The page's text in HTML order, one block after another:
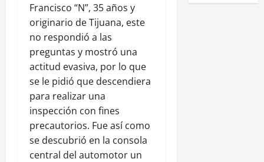
Francisco “N”, 35 años y
originario de Tijuana, este
no respondió a las
preguntas y mostró una
actitud evasiva, por lo que
se le pidió que descendiera
para realizar una
inspección con fines
precautorios. Fue así como
se descubrió en la consola
central del automotor un